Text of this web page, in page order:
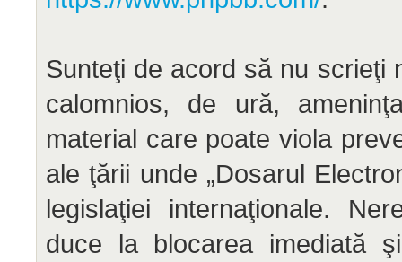
Sunteţi de acord să nu scrieţi
calomnios, de ură,
material care poate viola
ale ţării unde „Dosarul
legislaţiei internaţionale.
duce la blocarea imediată